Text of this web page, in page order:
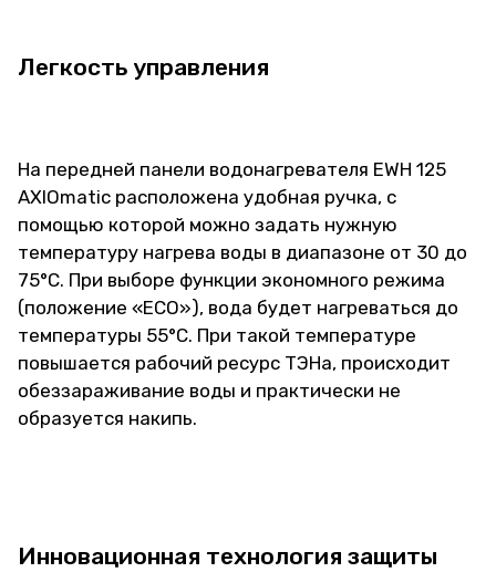
Легкость управления
На передней панели водонагревателя EWH 125
AXIOmatic расположена удобная ручка, с
помощью которой можно задать нужную
температуру нагрева воды в диапазоне от 30 до
75°С. При выборе функции экономного режима
(положение «ЕCO»), вода будет нагреваться до
температуры 55°С. При такой температуре
повышается рабочий ресурс ТЭНа, происходит
обеззараживание воды и практически не
образуется накипь.
Инновационная технология защиты